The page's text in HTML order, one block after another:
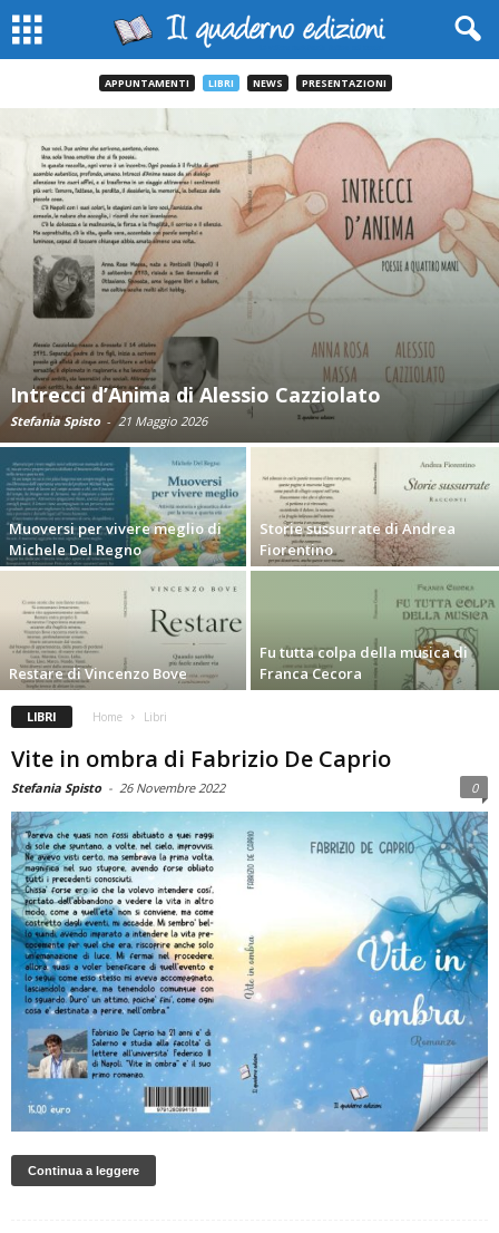
APPUNTAMENTI LIBRI NEWS PRESENTAZIONI
Intrecci d’Anima di Alessio Cazziolato
Stefania Spisto - 21 Maggio 2026
Muoversi per vivere meglio di
Michele Del Regno
Storie sussurrate di Andrea
Fiorentino
Restare di Vincenzo Bove
Fu tutta colpa della musica di
Franca Cecora
LIBRI Home Libri
Vite in ombra di Fabrizio De Caprio
Stefania Spisto - 26 Novembre 2022 0
Continua a leggere